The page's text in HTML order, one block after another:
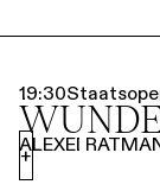
19:30
ALEXEI
+